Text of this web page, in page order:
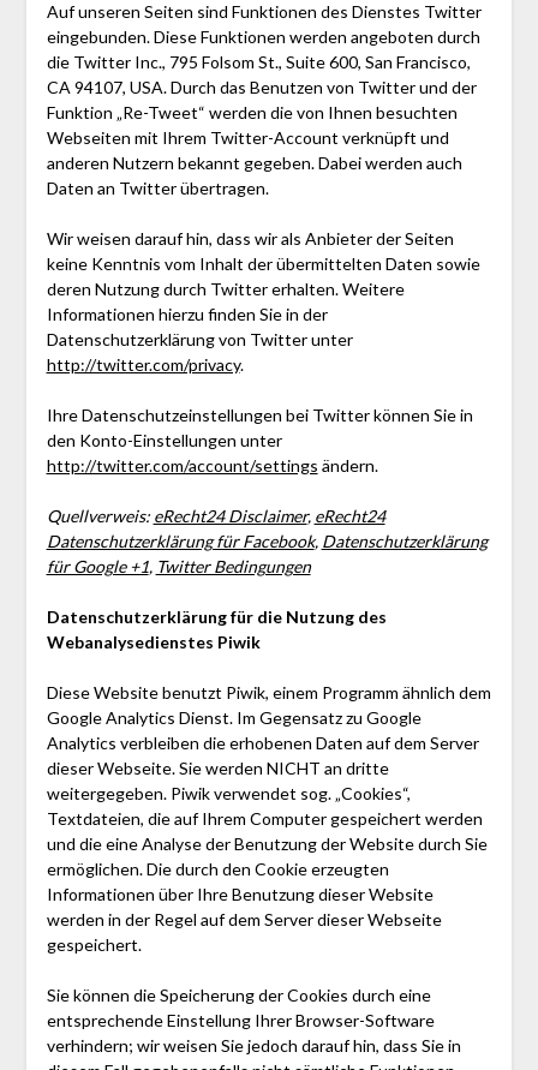
Auf unseren Seiten sind Funktionen des Dienstes Twitter
eingebunden. Diese Funktionen werden angeboten durch
die Twitter Inc., 795 Folsom St., Suite 600, San Francisco,
CA 94107, USA. Durch das Benutzen von Twitter und der
Funktion „Re-Tweet“ werden die von Ihnen besuchten
Webseiten mit Ihrem Twitter-Account verknüpft und
anderen Nutzern bekannt gegeben. Dabei werden auch
Daten an Twitter übertragen.
Wir weisen darauf hin, dass wir als Anbieter der Seiten
keine Kenntnis vom Inhalt der übermittelten Daten sowie
deren Nutzung durch Twitter erhalten. Weitere
Informationen hierzu finden Sie in der
Datenschutzerklärung von Twitter unter
http://twitter.com/privacy.
Ihre Datenschutzeinstellungen bei Twitter können Sie in
den Konto-Einstellungen unter
http://twitter.com/account/settings ändern.
Quellverweis: eRecht24 Disclaimer, eRecht24
Datenschutzerklärung für Facebook, Datenschutzerklärung
für Google +1, Twitter Bedingungen
Datenschutzerklärung für die Nutzung des
Webanalysedienstes Piwik
Diese Website benutzt Piwik, einem Programm ähnlich dem
Google Analytics Dienst. Im Gegensatz zu Google
Analytics verbleiben die erhobenen Daten auf dem Server
dieser Webseite. Sie werden NICHT an dritte
weitergegeben. Piwik verwendet sog. „Cookies“,
Textdateien, die auf Ihrem Computer gespeichert werden
und die eine Analyse der Benutzung der Website durch Sie
ermöglichen. Die durch den Cookie erzeugten
Informationen über Ihre Benutzung dieser Website
werden in der Regel auf dem Server dieser Webseite
gespeichert.
Sie können die Speicherung der Cookies durch eine
entsprechende Einstellung Ihrer Browser-Software
verhindern; wir weisen Sie jedoch darauf hin, dass Sie in